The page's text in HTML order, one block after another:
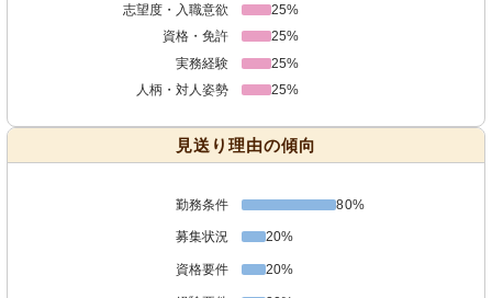
志望度・入職意欲
25%
資格・免許
25%
実務経験
25%
人柄・対人姿勢
25%
見送り理由の傾向
勤務条件 80%
募集状況 20%
資格要件 20%